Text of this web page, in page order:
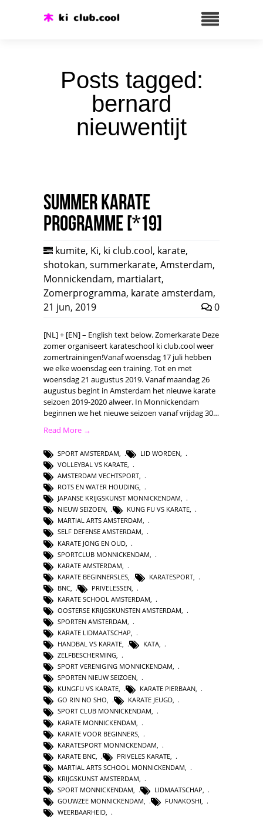
Posts tagged:
bernard
nieuwentijt
Summer karate
programme [*19]
kumite, Ki, ki club.cool, karate,
shotokan, summerkarate, Amsterdam,
Monnickendam, martialart,
Zomerprogramma, karate amsterdam,
21 jun, 2019
0
[NL] + [EN] – English text below. Zomerkarate Deze
zomer organiseert karateschool ki club.cool weer
zomertrainingen!Vanaf woensdag 17 juli hebben
we elke woensdag een training. Tot en met
woensdag 21 augustus 2019. Vanaf maandag 26
augustus begint in Amsterdam het nieuwe karate
seizoen 2019-2020 alweer. In Monnickendam
beginnen we het nieuwe seizoen vanaf vrijdag 30…
Read More →
SPORT AMSTERDAM, LID WORDEN,
VOLLEYBAL VS KARATE,
AMSTERDAM VECHTSPORT,
ROTS EN WATER HOUDING,
JAPANSE KRIJGSKUNST MONNICKENDAM,
NIEUW SEIZOEN, KUNG FU VS KARATE,
MARTIAL ARTS AMSTERDAM,
SELF DEFENSE AMSTERDAM,
KARATE JONG EN OUD
SPORTCLUB MONNICKENDAM
KARATE AMSTERDAM
KARATE BEGINNERSLES
KARATESPORT
BNC
PRIVELESSEN
KARATE SCHOOL AMSTERDAM
OOSTERSE KRIJGSKUNSTEN AMSTERDAM
SPORTEN AMSTERDAM
KARATE LIDMAATSCHAP,
HANDBAL VS KARATE, KATA,
ZELFBESCHERMING,
SPORT VERENIGING MONNICKENDAM,
SPORTEN NIEUW SEIZOEN,
KUNGFU VS KARATE, KARATE PIERBAAN,
GO RIN NO SHO, KARATE JEUGD,
SPORT CLUB MONNICKENDAM,
KARATE MONNICKENDAM
KARATE VOOR BEGINNERS
KARATESPORT MONNICKENDAM
KARATE BNC
PRIVELES KARATE
MARTIAL ARTS SCHOOL MONNICKENDAM
KRIJGSKUNST AMSTERDAM
SPORT MONNICKENDAM
LIDMAATSCHAP
GOUWZEE MONNICKENDAM
FUNAKOSHI
WEERBAARHEID,